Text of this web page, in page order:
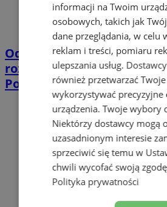
Od stycznia 2026 rusza 16
rozkłady Wodzisławskiej
Powiatowej
informacji na Twoim
osobowych, takich jak
dane przeglądania, w celu
reklam i treści, pomiaru
ulepszania usług.
również przetwarzać
wykorzystywać precyzyjne
urządzenia. Twoje wybory
Niektórzy dostawcy mogą
uzasadnionym interesie
sprzeciwić się temu w
chwili wycofać swoją
Polityka prywatności